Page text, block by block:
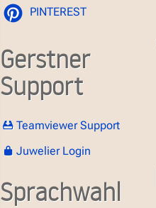
PINTEREST
Gerstner
Support
Teamviewer Support
Juwelier Login
Sprachwahl